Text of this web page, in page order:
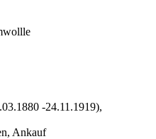
-24.11.1919),
Ankauf